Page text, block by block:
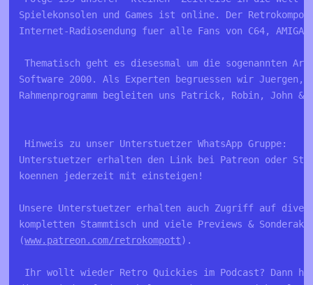
Spielekonsolen und Games ist online. Der
Internet-Radiosendung fuer alle Fans von C64, AMIGA,
Thematisch geht es diesesmal um die sogenannten
Software 2000. Als Experten begruessen wir Juergen,
Rahmenprogramm begleiten uns Patrick, Robin, John
Hinweis zu unser Unterstuetzer WhatsApp Gruppe:
Unterstuetzer erhalten den Link bei Patreon oder
koennen jederzeit mit einsteigen!
Unsere Unterstuetzer erhalten auch Zugriff auf
kompletten Stammtisch und viele Previews &
(www.patreon.com/retrokompott).
Ihr wollt wieder Retro Quickies im Podcast? Dann